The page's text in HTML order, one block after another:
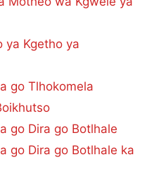
ya Kgetho ya
go Tlhokomela
go Dira go Botlhale
go Dira go Botlhale ka